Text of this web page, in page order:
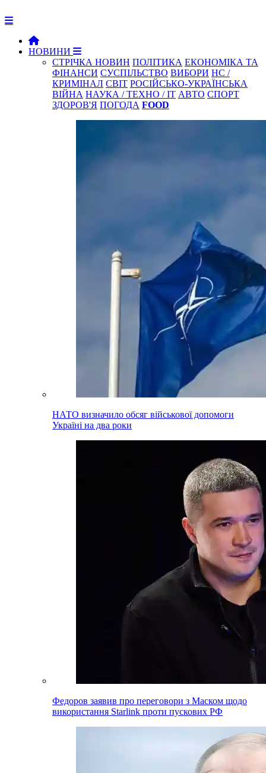
НОВИНИ
СТРІЧКА НОВИН ПОЛІТИКА ЕКОНОМІКА ТА
ФІНАНСИ СУСПІЛЬСТВО ВИБОРИ НС /
КРИМІНАЛ СВІТ РОСІЙСЬКО-УКРАЇНСЬКА
ВІЙНА НАУКА / ТЕХНО / IT АВТО СПОРТ
ЗДОРОВ'Я ПОГОДА FOOD
НАТО визначило обсяг військової допомоги
Україні на два роки
Федоров заявив про переговори з Маском щодо
використання Starlink проти пускових РФ